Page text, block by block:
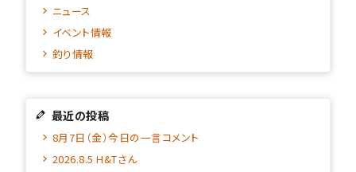
ニュース
イベント情報
釣り情報
最近の投稿
8月7日（金）今日の一言コメント
2026.8.5 H&Tさん